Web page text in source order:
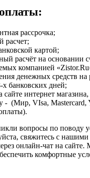
рассрочка;
расчет;
картой;
расчёт на основании
компанией
денежных средств на
х банковских дней;
сайте интернет
- (Мир, VIsa, Mastercard,
вопросы по поводу
свяжитесь с
онлайн-чат на сайте.
комфортные